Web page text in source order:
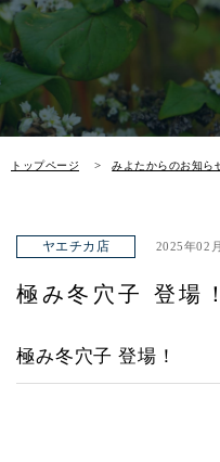
トップページ みよたからのお知ら
みよ
ヤエチカ店 2025年02
極み冬穴子 登場！
極み冬穴子 登場！